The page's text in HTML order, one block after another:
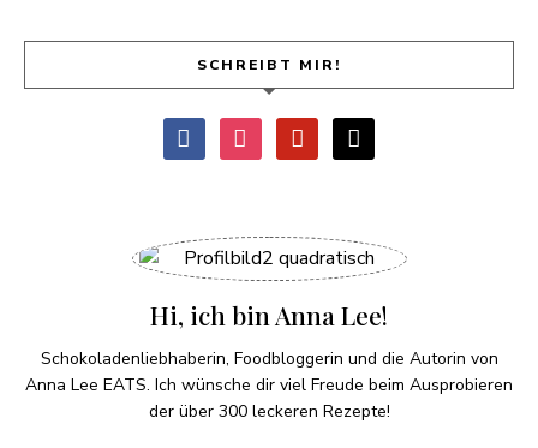
SCHREIBT MIR!
Hi, ich bin Anna Lee!
Schokoladenliebhaberin, Foodbloggerin und die Autorin von
Anna Lee EATS. Ich wünsche dir viel Freude beim Ausprobieren
der über 300 leckeren Rezepte!